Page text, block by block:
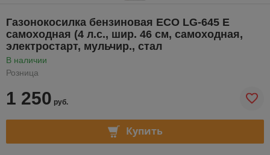
Газонокосилка бензиновая ECO LG-645 E
самоходная (4 л.с., шир. 46 см, самоходная,
электростарт, мульчир., стал
В наличии
Розница
1 250 руб.
Купить